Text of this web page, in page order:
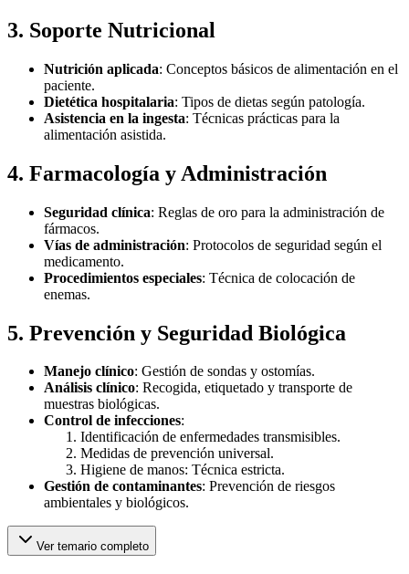
3. Soporte Nutricional
Nutrición aplicada: Conceptos básicos de alimentación en el
paciente.
Dietética hospitalaria: Tipos de dietas según patología.
Asistencia en la ingesta: Técnicas prácticas para la
alimentación asistida.
4. Farmacología y Administración
Seguridad clínica: Reglas de oro para la administración de
fármacos.
Vías de administración: Protocolos de seguridad según el
medicamento.
Procedimientos especiales: Técnica de colocación de
enemas.
5. Prevención y Seguridad Biológica
Manejo clínico: Gestión de sondas y ostomías.
Análisis clínico: Recogida, etiquetado y transporte de
muestras biológicas.
Control de infecciones:
Identificación de enfermedades transmisibles.
Medidas de prevención universal.
Higiene de manos: Técnica estricta.
Gestión de contaminantes: Prevención de riesgos
ambientales y biológicos.
Ver temario completo